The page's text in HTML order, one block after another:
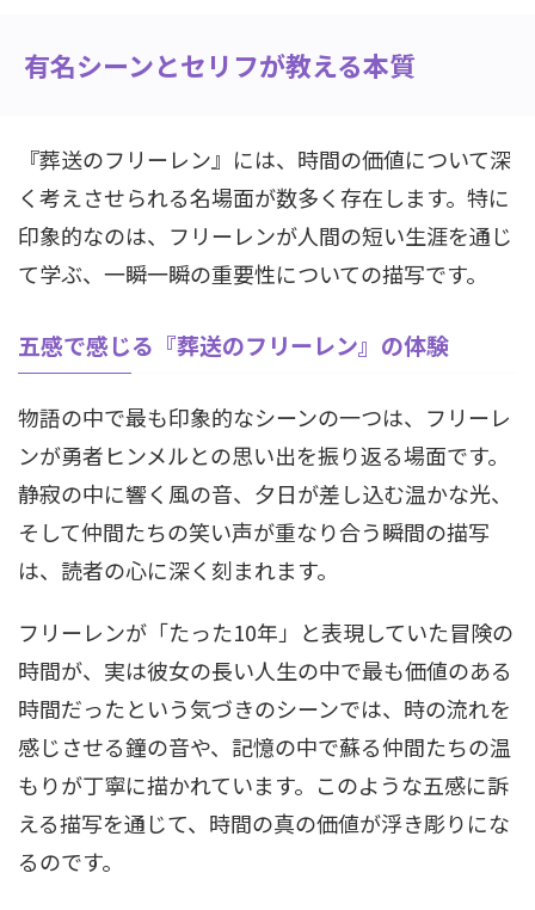
有名シーンとセリフが教える本質
『葬送のフリーレン』には、時間の価値について深
く考えさせられる名場面が数多く存在します。特に
印象的なのは、フリーレンが人間の短い生涯を通じ
て学ぶ、一瞬一瞬の重要性についての描写です。
五感で感じる『葬送のフリーレン』の体験
物語の中で最も印象的なシーンの一つは、フリーレ
ンが勇者ヒンメルとの思い出を振り返る場面です。
静寂の中に響く風の音、夕日が差し込む温かな光、
そして仲間たちの笑い声が重なり合う瞬間の描写
は、読者の心に深く刻まれます。
フリーレンが「たった10年」と表現していた冒険の
時間が、実は彼女の長い人生の中で最も価値のある
時間だったという気づきのシーンでは、時の流れを
感じさせる鐘の音や、記憶の中で蘇る仲間たちの温
もりが丁寧に描かれています。このような五感に訴
える描写を通じて、時間の真の価値が浮き彫りにな
るのです。